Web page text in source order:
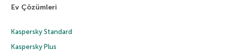
Ev Çözümleri
Kaspersky Standard
Kaspersky Plus